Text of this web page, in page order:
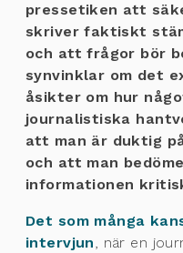
pressetiken att
skriver faktiskt
och att frågor bör
synvinklar om det
åsikter om hur
journalistiska
att man är duktig
och att man
informationen
Det som många
intervjun, när en